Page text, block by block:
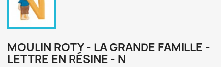
MOULIN ROTY - LA GRANDE FAMILLE -
LETTRE EN RÉSINE - N